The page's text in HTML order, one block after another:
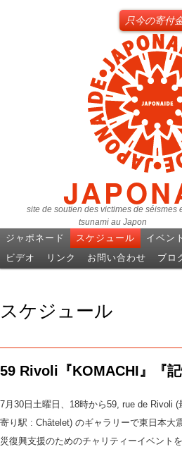
site de soutien des victimes de séismes
tsunami au Japon
只今の寄付
ジャポネード スケジュール イベン
ビデオ
リンク お問い合わせ ブロ
スケジュール
59 Rivoli『KOMACHI』『記
7月30日土曜日、18時から59, rue de Rivoli (
寄り駅 : Châtelet) のギャラリーで東日本大
災復興支援のためのチャリティーイベントを